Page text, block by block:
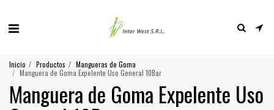
Inicio Productos
Mangueras de Goma
Manguera de Goma Expelente Uso General 10Bar
Manguera de Goma Expelente Uso